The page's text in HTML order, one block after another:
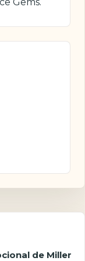
Gems.
de Miller